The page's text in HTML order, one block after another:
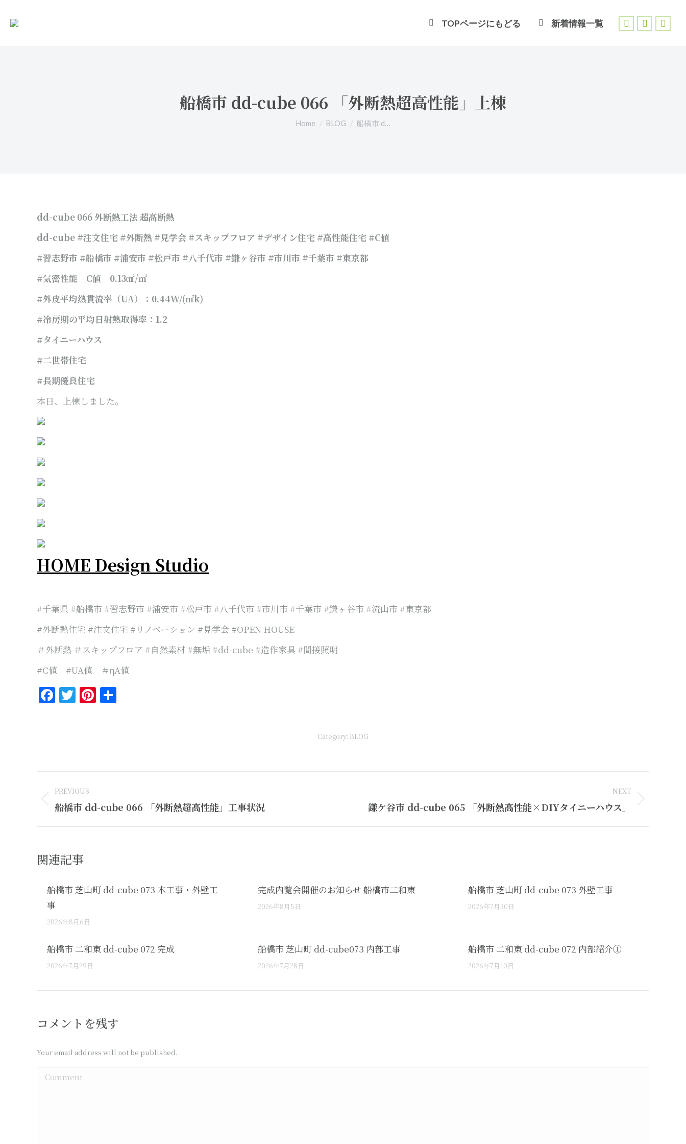
TOPページにもどる 新着情報一覧
Facebook
X
船橋市 dd-cube 066 「外断熱超高性能」上棟
You are here:
Home BLOG 船橋市 d…
dd-cube 066 外断熱工法 超高断熱
dd-cube #注文住宅 #外断熱 #見学会 #スキップフロア #デザイン住宅 #高性能住宅 #C値
#習志野市 #船橋市 #浦安市 #松戸市 #八千代市 #鎌ヶ谷市 #市川市 #千葉市 #東京都
#気密性能 C値 0.13㎠/㎡
#外皮平均熱貫流率（UA）：0.44W/(㎡k)
#冷房期の平均日射熱取得率：1.2
#タイニーハウス
#二世帯住宅
#長期優良住宅
本日、上棟しました。
HOME Design Studio
#千葉県 #船橋市 #習志野市 #浦安市 #松戸市 #八千代市 #市川市 #千葉市 #鎌ヶ谷市 #流山市 #東京都
#外断熱住宅 #注文住宅 #リノベーション #見学会 #OPEN HOUSE
＃外断熱 ＃スキップフロア #自然素材 #無垢 #dd-cube #造作家具 #間接照明
#C値 #UA値 ＃ηA値
Facebook
Twitter
Pinterest
Category: BLOG
navigation
PREVIOUS
Previous
船橋市 dd-cube 066 「外断熱超高性能」工事状況
NEXT
Next
鎌ケ谷市 dd-cube 065 「外断熱高性能×DIYタイニーハウス」
関連記事
船橋市 芝山町 dd-cube 073 木工事・外壁工
事
2026年8月6日
完成内覧会開催のお知らせ 船橋市二和東
2026年8月5日
船橋市 芝山町 dd-cube 073 外壁工事
2026年7月30日
船橋市 二和東 dd-cube 072 完成
2026年7月29日
船橋市 芝山町 dd-cube073 内部工事
2026年7月28日
船橋市 二和東 dd-cube 072 内部紹介①
2026年7月10日
コメントを残す
Your email address will not be published.
Comment